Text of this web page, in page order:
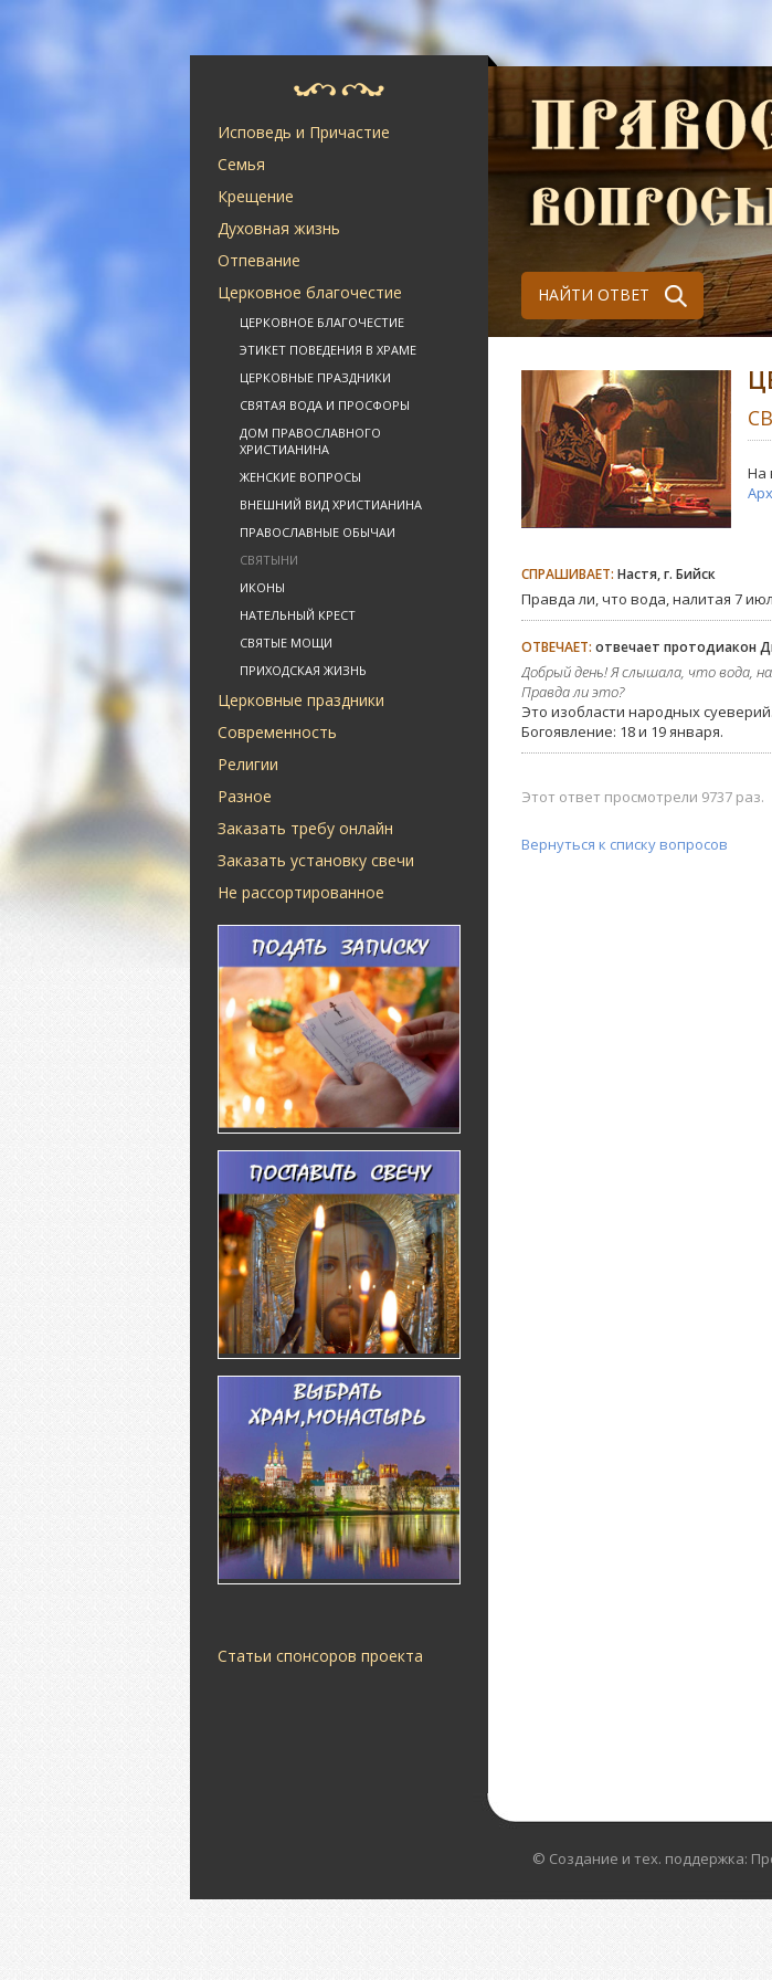
Исповедь и Причастие
Семья
Крещение
Духовная жизнь
Отпевание
Церковное благочестие
ЦЕРКОВНОЕ БЛАГОЧЕСТИЕ
ЭТИКЕТ ПОВЕДЕНИЯ В ХРАМЕ
ЦЕРКОВНЫЕ ПРАЗДНИКИ
СВЯТАЯ ВОДА И ПРОСФОРЫ
ДОМ ПРАВОСЛАВНОГО
ХРИСТИАНИНА
ЖЕНСКИЕ ВОПРОСЫ
ВНЕШНИЙ ВИД ХРИСТИАНИНА
ПРАВОСЛАВНЫЕ ОБЫЧАИ
СВЯТЫНИ
ИКОНЫ
НАТЕЛЬНЫЙ КРЕСТ
СВЯТЫЕ МОЩИ
ПРИХОДСКАЯ ЖИЗНЬ
Церковные праздники
Современность
Религии
Разное
Заказать требу онлайн
Заказать установку свечи
Не рассортированное
Статьи спонсоров проекта
НАЙТИ ОТВЕТ
На
СПРАШИВАЕТ: Настя, г. Бийск
Правда ли, что вода, налитая 7
ОТВЕЧАЕТ: отвечает протодиакон
Добрый день! Я слышала, что вода,
Правда ли это?
Это изобласти народных
Богоявление: 18 и 19 января.
Этот ответ просмотрели 9737 раз.
Вернуться к списку вопросов
© Создание и тех. поддержка: